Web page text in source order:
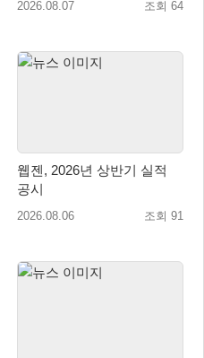
2026.08.07 조회 64
웹젠, 2026년 상반기 실적
공시
2026.08.06 조회 91